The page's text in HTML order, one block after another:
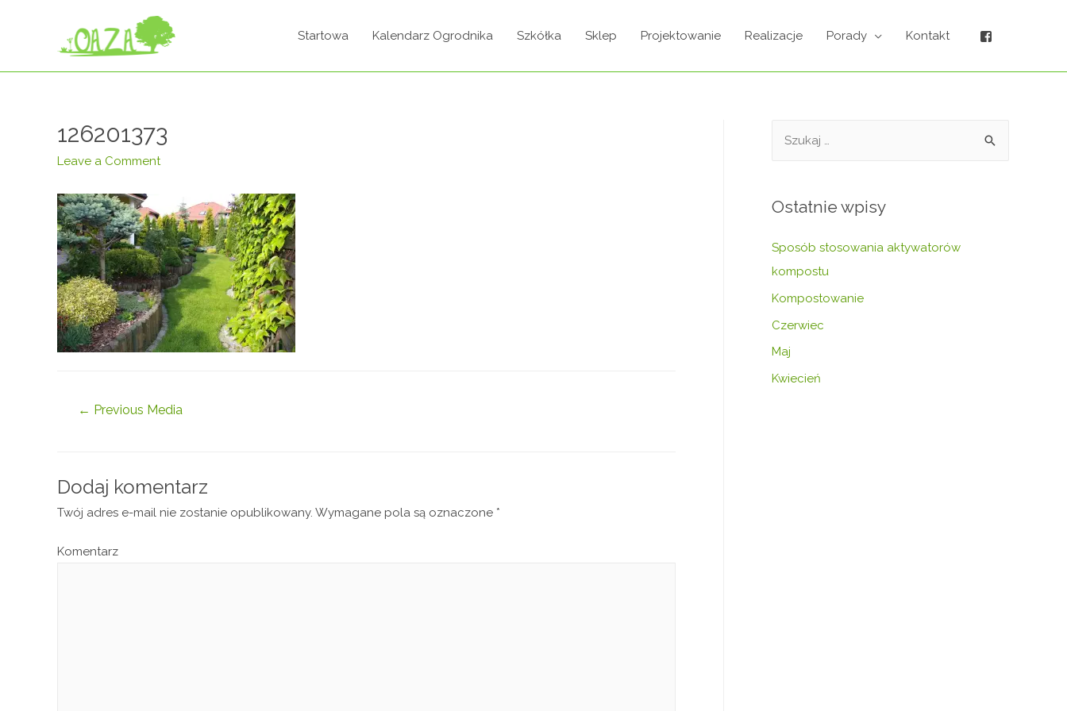
Startowa Kalendarz Ogrodnika Szkółka Sklep Projektowanie Realizacje Porady Kontakt
126201373
Leave a Comment
← Previous Media
Dodaj komentarz
Twój adres e-mail nie zostanie opublikowany. Wymagane pola są oznaczone *
Komentarz
Ostatnie wpisy
Sposób stosowania aktywatorów
kompostu
Kompostowanie
Czerwiec
Maj
Kwiecień